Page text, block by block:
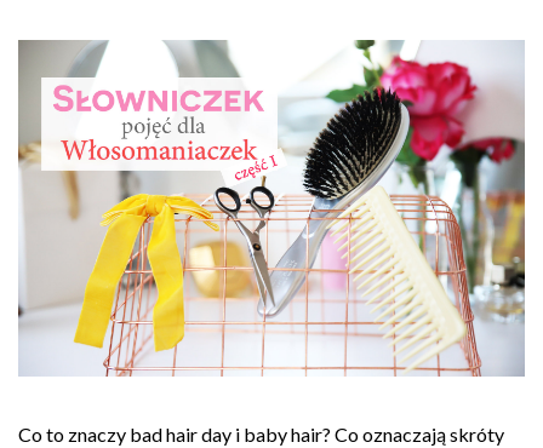
Co to znaczy bad hair day i baby hair? Co oznaczają skróty